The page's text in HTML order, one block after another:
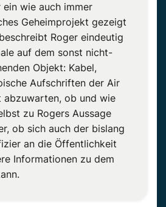
wie auch immer
Geheimprojekt gezeigt
Roger eindeutig
auf dem sonst nicht-
Objekt: Kabel,
Aufschriften der Air
abzuwarten, ob und wie
zu Rogers Aussage
ob sich auch der bislang
an die Öffentlichkeit
Informationen zu dem